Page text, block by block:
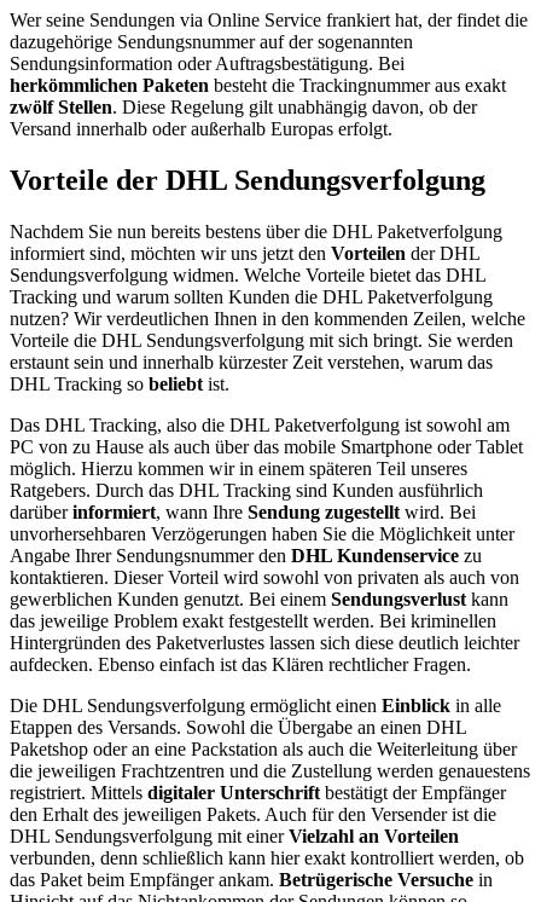
Wer seine Sendungen via Online Service frankiert hat, der findet die
dazugehörige Sendungsnummer auf der sogenannten
Sendungsinformation oder Auftragsbestätigung. Bei
herkömmlichen Paketen besteht die Trackingnummer aus exakt
zwölf Stellen. Diese Regelung gilt unabhängig davon, ob der
Versand innerhalb oder außerhalb Europas erfolgt.
Vorteile der DHL Sendungsverfolgung
Nachdem Sie nun bereits bestens über die DHL Paketverfolgung
informiert sind, möchten wir uns jetzt den Vorteilen der DHL
Sendungsverfolgung widmen. Welche Vorteile bietet das DHL
Tracking und warum sollten Kunden die DHL Paketverfolgung
nutzen? Wir verdeutlichen Ihnen in den kommenden Zeilen, welche
Vorteile die DHL Sendungsverfolgung mit sich bringt. Sie werden
erstaunt sein und innerhalb kürzester Zeit verstehen, warum das
DHL Tracking so beliebt ist.
Das DHL Tracking, also die DHL Paketverfolgung ist sowohl am
PC von zu Hause als auch über das mobile Smartphone oder Tablet
möglich. Hierzu kommen wir in einem späteren Teil unseres
Ratgebers. Durch das DHL Tracking sind Kunden ausführlich
darüberinformiert, wann Ihre Sendung zugestellt wird. Bei
unvorhersehbaren Verzögerungen haben Sie die Möglichkeit unter
Angabe Ihrer Sendungsnummer den DHL Kundenservice zu
kontaktieren. Dieser Vorteil wird sowohl von privaten als auch von
gewerblichen Kunden genutzt. Bei einem Sendungsverlust kann
das jeweilige Problem exakt festgestellt werden. Bei kriminellen
Hintergründen des Paketverlustes lassen sich diese deutlich leichter
aufdecken. Ebenso einfach ist das Klären rechtlicher Fragen.
Die DHL Sendungsverfolgung ermöglicht einen Einblick in alle
Etappen des Versands. Sowohl die Übergabe an einen DHL
Paketshop oder an eine Packstation als auch die Weiterleitung über
die jeweiligen Frachtzentren und die Zustellung werden genauestens
registriert. Mittels digitaler Unterschrift bestätigt der Empfänger
den Erhalt des jeweiligen Pakets. Auch für den Versender ist die
DHL Sendungsverfolgung mit einerVielzahl an Vorteilen
verbunden, denn schließlich kann hier exakt kontrolliert werden, ob
das Paket beim Empfänger ankam. Betrügerische Versuche in